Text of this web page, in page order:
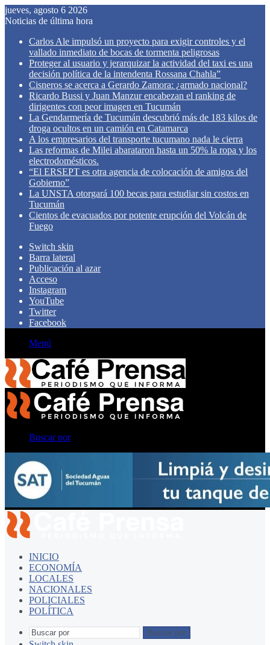
jueves, agosto 6 2026
Noticias de última hora
Carlos Ale impulsó un proyecto para exigir controles y el
vallado inmediato de bocas de tormenta peligrosas
Proteger al usuario y jerarquizar la actividad del taxi es una
decisión política de la intendenta Rossana Chahla”
Cisneros se acerca a Gerardo Zamora: ¿armado nacional?
Ricardo Bussi y Juan Manzur encabezan el ranking de
dirigentes con peor imagen en Tucumán
La Gendarmería de Tucumán descubrió más de 183 kilos de
droga ocultos en un camión en Catamarca
A los empresarios del transporte tucumano nada le cierra
Las reformas de Milei abarataron hasta un 50% la ropa y los
electrodomésticos.
“El ERSEPT es otra agencia de colocación de amigos del
Gobierno”
La UNSTA otorgará 100 becas para estudiar sin costos en
Tucumán
Cientos de evacuados por potente erupción del Volcán de
Fuego
Switch skin
Barra lateral
Publicación al azar
Acceso
Instagram
YouTube
Twitter
Facebook
Menú
Buscar por
INICIO
ECONOMÍA
LOCALES
NACIONALES
POLICIALES
POLÍTICA
Buscar por